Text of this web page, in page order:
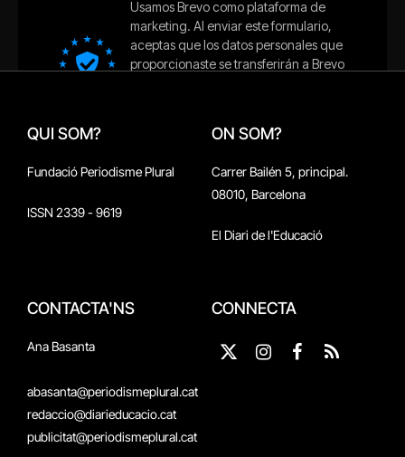
QUI SOM?
Fundació Periodisme Plural
ISSN 2339 - 9619
ON SOM?
Carrer Bailén 5, principal.
08010, Barcelona
El Diari de l'Educació
CONTACTA'NS
Ana Basanta
abasanta@periodismeplural.cat
redaccio@diarieducacio.cat
publicitat@periodismeplural.cat
CONNECTA
X
Instagram
Facebook
RSS